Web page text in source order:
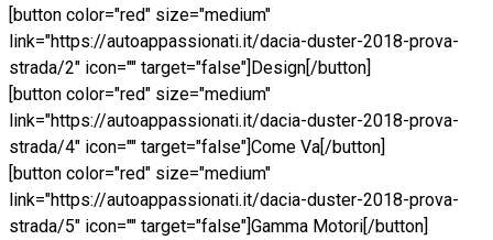
[button color="red" size="medium"
link="https://autoappassionati.it/dacia-duster-2018-prova-
strada/2" icon="" target="false"]Design[/button]
[button color="red" size="medium"
link="https://autoappassionati.it/dacia-duster-2018-prova-
strada/4" icon="" target="false"]Come Va[/button]
[button color="red" size="medium"
link="https://autoappassionati.it/dacia-duster-2018-prova-
strada/5" icon="" target="false"]Gamma Motori[/button]